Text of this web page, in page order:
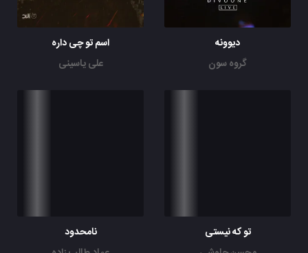
دیوونه
گروه سون
اسم تو چی داره
علی یاسینی
تو که نیستی
نامحدود